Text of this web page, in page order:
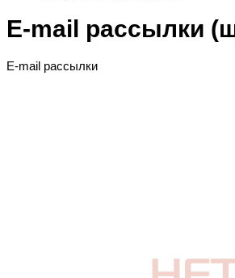
E-mail рассылки
E-mail рассылки